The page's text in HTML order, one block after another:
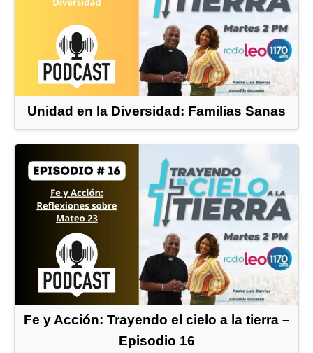
Unidad en la Diversidad: Familias Sanas
Fe y Acción: Trayendo el cielo a la tierra –
Episodio 16